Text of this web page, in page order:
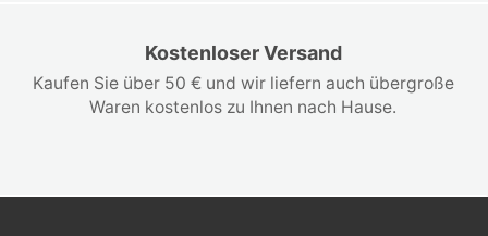
Kostenloser Versand
Kaufen Sie über 50 € und wir liefern auch übergroße
Waren kostenlos zu Ihnen nach Hause.